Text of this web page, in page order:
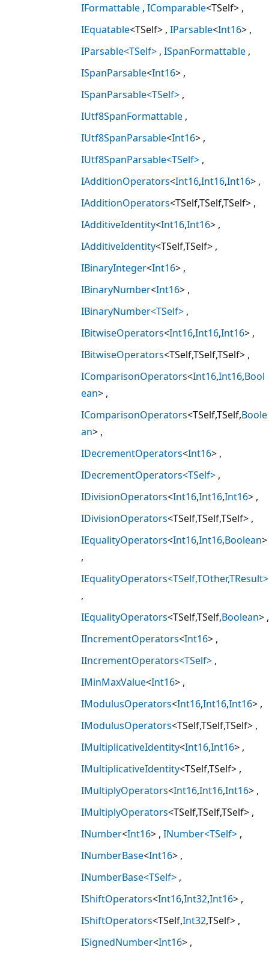
IFormattable IComparable<TSelf>
IEquatable<TSelf> IParsable<Int16>
IParsable<TSelf> ISpanFormattable
ISpanParsable<Int16>
ISpanParsable<TSelf>
IUtf8SpanFormattable
IUtf8SpanParsable<Int16>
IUtf8SpanParsable<TSelf>
IAdditionOperators<Int16,Int16,Int16>
IAdditionOperators<TSelf,TSelf,TSelf>
IAdditiveIdentity<Int16,Int16>
IAdditiveIdentity<TSelf,TSelf>
IBinaryInteger<Int16>
IBinaryNumber<Int16>
IBinaryNumber<TSelf>
IBitwiseOperators<Int16,Int16,Int16>
IBitwiseOperators<TSelf,TSelf,TSelf>
IComparisonOperators<Int16,Int16,Bool
ean>
IComparisonOperators<TSelf,TSelf,Boole
an>
IDecrementOperators<Int16>
IDecrementOperators<TSelf>
IDivisionOperators<Int16,Int16,Int16>
IDivisionOperators<TSelf,TSelf,TSelf>
IEqualityOperators<Int16,Int16,Boolean>
IEqualityOperators<TSelf,TOther,TResult>
IEqualityOperators<TSelf,TSelf,Boolean>
IIncrementOperators<Int16>
IIncrementOperators<TSelf>
IMinMaxValue<Int16>
IModulusOperators<Int16,Int16,Int16>
IModulusOperators<TSelf,TSelf,TSelf>
IMultiplicativeIdentity<Int16,Int16>
IMultiplicativeIdentity<TSelf,TSelf>
IMultiplyOperators<Int16,Int16,Int16>
IMultiplyOperators<TSelf,TSelf,TSelf>
INumber<Int16> INumber<TSelf>
INumberBase<Int16>
INumberBase<TSelf>
IShiftOperators<Int16,Int32,Int16>
IShiftOperators<TSelf,Int32,TSelf>
ISignedNumber<Int16>